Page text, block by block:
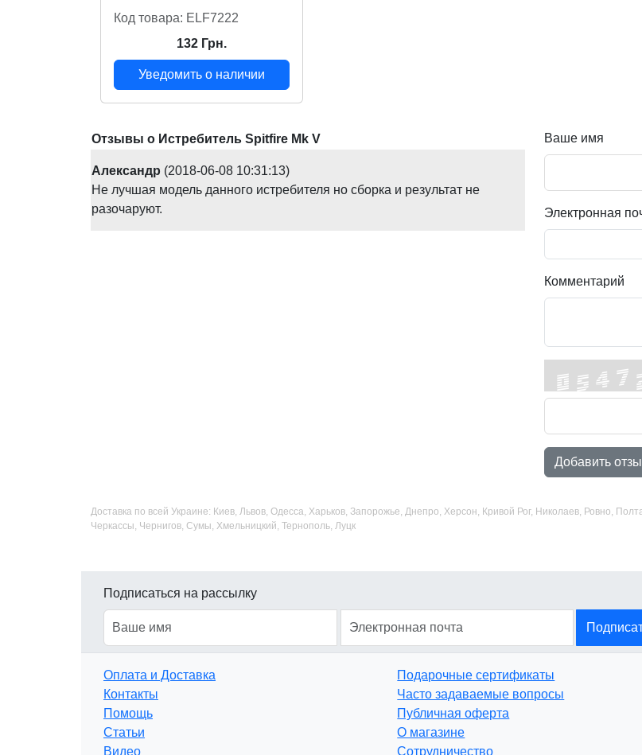
Код товара: ELF7222
132 Грн.
Уведомить о наличии
Отзывы о Истребитель Spitfire Mk V
Александр (2018-06-08 10:31:13)
Не лучшая модель данного истребителя но сборка и результат не
разочаруют.
Ваше имя
Электронная
Комментарий
Добавить
Доставка по всей Украине: Киев, Львов, Одесса, Харьков, Запорожье, Днепро, Херсон, Кривой Рог, Николаев, Ровно,
Черкассы, Чернигов, Сумы, Хмельницкий, Тернополь, Луцк
Подписаться на рассылку
Оплата и Доставка
Контакты
Помощь
Статьи
Видео
Подарочные сертификаты
Часто задаваемые вопросы
Публичная оферта
О магазине
Сотрудничество